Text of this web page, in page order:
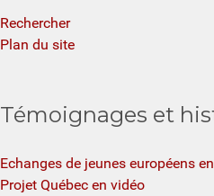
Rechercher
Plan du site
Témoignages et
Echanges de jeunes européens
Projet Québec en vidéo